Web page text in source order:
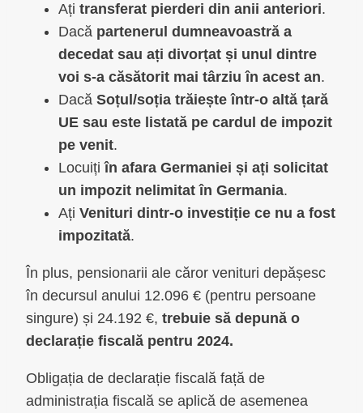
Ați transferat pierderi din anii anteriori.
Dacă partenerul dumneavoastră a
decedat sau ați divorțat și unul dintre
voi s-a căsătorit mai târziu în acest an.
Dacă Soțul/soția trăiește într-o altă țară
UE sau este listată pe cardul de impozit
pe venit.
Locuițiîn afara Germaniei și ați solicitat
un impozit nelimitat în Germania.
Ați Venituri dintr-o investiție ce nu a fost
impozitată.
În plus, pensionarii ale căror venituri depășesc
în decursul anului 12.096 € (pentru persoane
singure) și 24.192 €, trebuie să depună o
declarație fiscală pentru 2024.
Obligația de declarație fiscală față de
administrația fiscală se aplică de asemenea